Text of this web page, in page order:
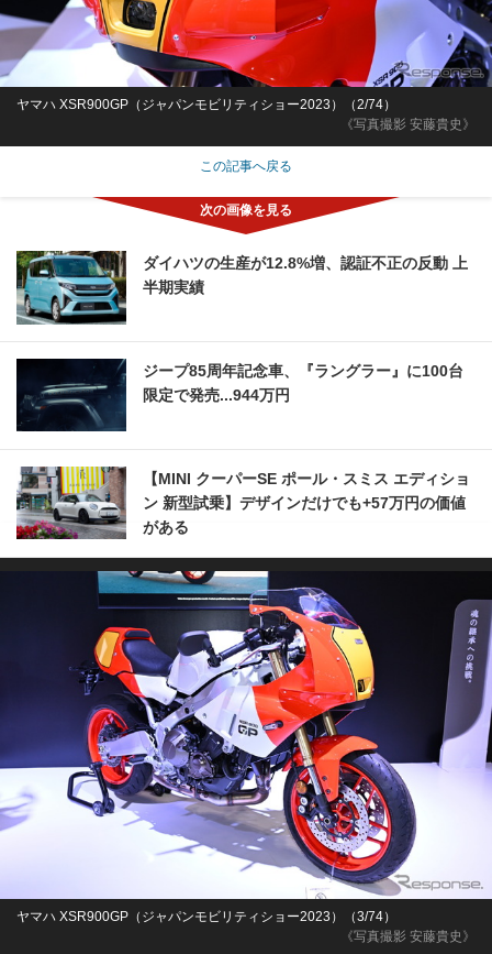
《写真撮影 安藤貴史》
ヤマハ XSR900GP（ジャパンモビリティショー2023）（2/74）
この記事へ戻る
ダイハツの生産が12.8%増、認証不正の反動 上
半期実績
ジープ85周年記念車、『ラングラー』に100台
限定で発売...944万円
【MINI クーパーSE ポール・スミス エディショ
ン 新型試乗】デザインだけでも+57万円の価値
がある
《写真撮影 安藤貴史》
ヤマハ XSR900GP（ジャパンモビリティショー2023）（3/74）